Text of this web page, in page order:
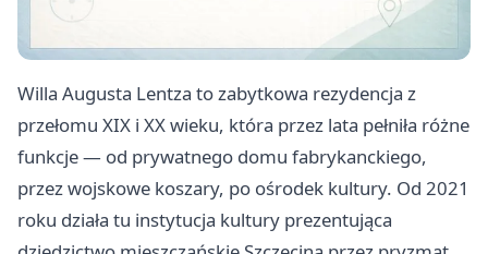
Willa Augusta Lentza to zabytkowa rezydencja z
przełomu XIX i XX wieku, która przez lata pełniła różne
funkcje — od prywatnego domu fabrykanckiego,
przez wojskowe koszary, po ośrodek kultury. Od 2021
roku działa tu instytucja kultury prezentująca